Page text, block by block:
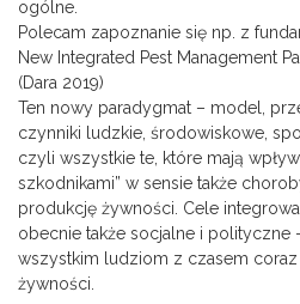
ogólne.
Polecam zapoznanie się np. z
New Integrated Pest Management
(Dara 2019)
Ten nowy paradygmat – model,
czynniki ludzkie, środowiskowe,
czyli wszystkie te, które mają
szkodnikami” w sensie także
produkcję żywności. Cele
obecnie także socjalne i polityczne
wszystkim ludziom z czasem
żywności.